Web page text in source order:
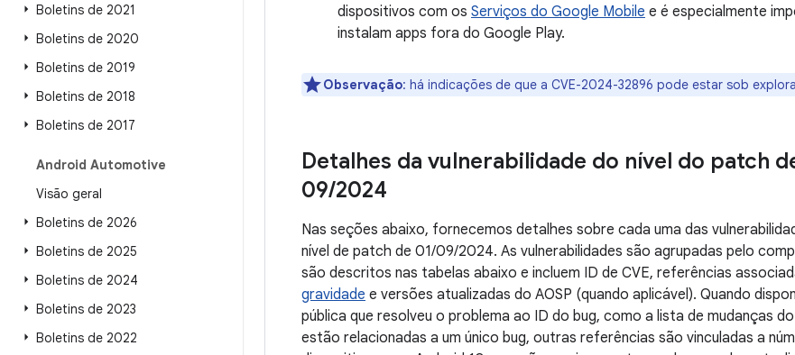
Boletins de 2021
Boletins de 2020
Boletins de 2019
Boletins de 2018
Boletins de 2017
Android Automotive
Visão geral
Boletins de 2026
Boletins de 2025
Boletins de 2024
Boletins de 2023
Boletins de 2022
dispositivos com os Serviços do Google Mobile e é especialmente
instalam apps fora do Google Play.
Observação: há indicações de que a CVE-2024-32896 pode estar sob
Detalhes da vulnerabilidade do nível do patch
09/2024
Nas seções abaixo, fornecemos detalhes sobre cada uma das
nível de patch de 01/09/2024. As vulnerabilidades são agrupadas pelo
são descritos nas tabelas abaixo e incluem ID de CVE, referências
gravidade e versões atualizadas do AOSP (quando aplicável). Quando
pública que resolveu o problema ao ID do bug, como a lista de mudanças
estão relacionadas a um único bug, outras referências são vinculadas a